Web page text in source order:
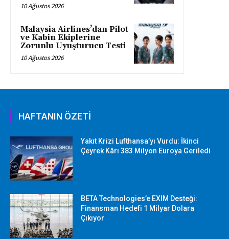
10 Ağustos 2026
Malaysia Airlines’dan Pilot
ve Kabin Ekiplerine
Zorunlu Uyuşturucu Testi
10 Ağustos 2026
HAFTANIN ÖZETİ
Yakıt Krizi Lufthansa’yı Vurdu: İkinci
Çeyrek Kârı 383 Milyon Euroya Geriledi
BETA Technologies’e EXIM Desteği:
Finansman Hedefi 1 Milyar Dolara
Çıkıyor